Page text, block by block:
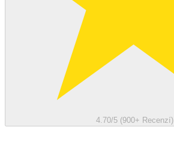
4.70/5 (900+ Recenzí)